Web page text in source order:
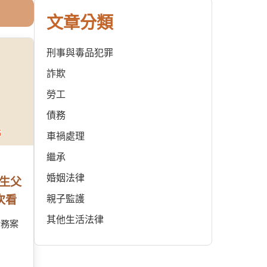
父
看
案
文章分類
刑事與毒品犯罪
詐欺
勞工
債務
車禍處理
繼承
婚姻法律
親子監護
其他生活法律